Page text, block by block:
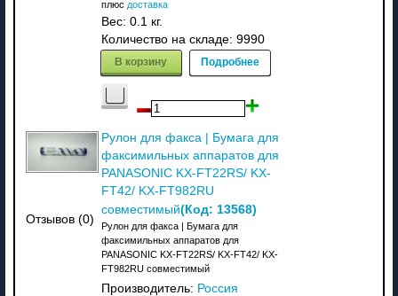
плюс доставка
Вес: 0.1 кг.
Количество на складе: 9990
В корзину Подробнее
Отзывов (0)
Рулон для факса | Бумага для
факсимильных аппаратов для
PANASONIC KX-FT22RS/ KX-
FT42/ KX-FT982RU
совместимый(Код: 13568)
Рулон для факса | Бумага для
факсимильных аппаратов для
PANASONIC KX-FT22RS/ KX-FT42/ KX-
FT982RU совместимый
Производитель: Россия